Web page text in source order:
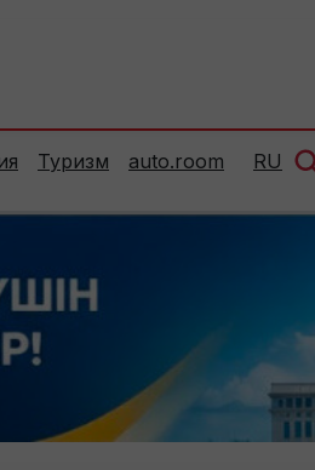
Туризм auto.room RU